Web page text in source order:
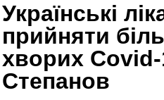
Українські
прийняти
хворих Covid-
Степанов